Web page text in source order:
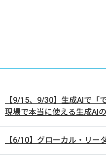
【9/15、9/30】生成AIで「
現場で本当に使える生成AI
【6/10】グローカル・リー